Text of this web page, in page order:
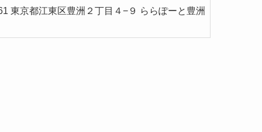
東京都江東区豊洲２丁目４−９ ららぽーと豊洲